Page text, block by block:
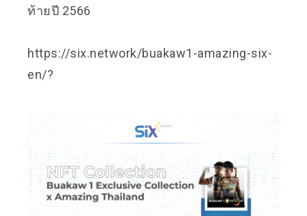
ท้ายปี 2566
https://six.network/buakaw1-amazing-six-
en/?